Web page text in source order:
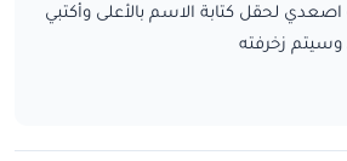
لحقل كتابة الاسم بالأعلى وأكتبي